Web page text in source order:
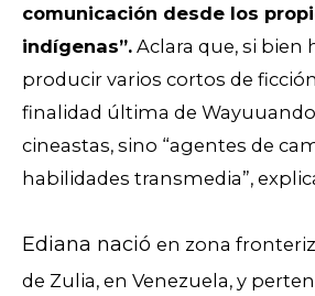
comunicación desde los
indígenas”. Aclara que, si bien
producir varios cortos de
finalidad última de
cineastas, sino “agentes de
habilidades transmedia”,
Ediana nació en zona
de Zulia, en Venezuela, y